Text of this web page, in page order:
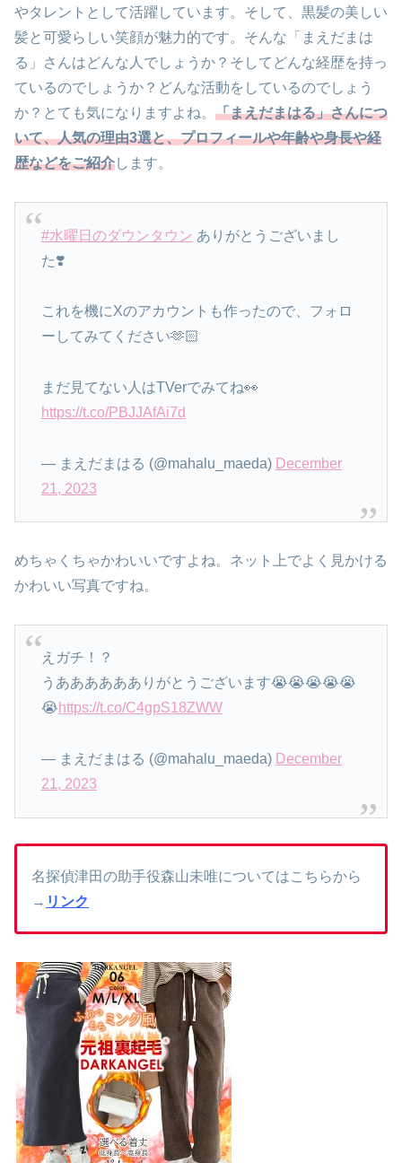
やタレントとして活躍しています。そして、黒髪の美しい
髪と可愛らしい笑顔が魅力的です。そんな「まえだまは
る」さんはどんな人でしょうか？そしてどんな経歴を持っ
ているのでしょうか？どんな活動をしているのでしょう
か？とても気になりますよね。 「まえだまはる」さんにつ
いて、人気の理由3選と、プロフィールや年齢や身長や経
歴などをご紹介します。
#水曜日のダウンタウン ありがとうございまし
た❣️
これを機にXのアカウントも作ったので、フォロ
ーしてみてください🫶🏻
まだ見てない人はTVerでみてね👀
https://t.co/PBJJAfAi7d
— まえだまはる (@mahalu_maeda) December
21, 2023
めちゃくちゃかわいいですよね。ネット上でよく見かける
かわいい写真ですね。
えガチ！？
うあああああありがとうございます😭😭😭😭😭
😭https://t.co/C4gpS18ZWW
— まえだまはる (@mahalu_maeda) December
21, 2023
名探偵津田の助手役森山未唯についてはこちらから
→ リンク